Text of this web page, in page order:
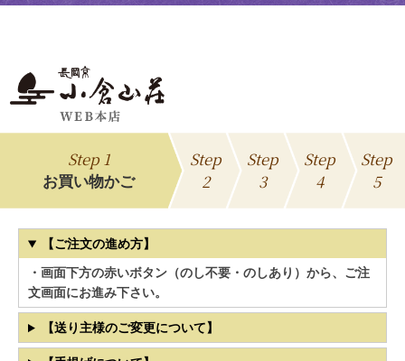
Step 1
お買い物かご
Step
2
Step
3
Step
4
Step
5
【ご注文の進め方】
・画面下方の赤いボタン（のし不要・のしあり）から、ご注
文画面にお進み下さい。
【送り主様のご変更について】